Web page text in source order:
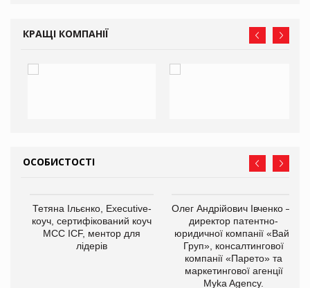
КРАЩІ КОМПАНІЇ
ОСОБИСТОСТІ
Тетяна Ільєнко, Executive-
коуч, сертифікований коуч
МСС ICF, ментор для
лідерів
Олег Андрійович Івченко —
директор патентно-
юридичної компанії «Вайз
Груп», консалтингової
компанії «Парето» та
маркетингової агенції
Myka Agency.